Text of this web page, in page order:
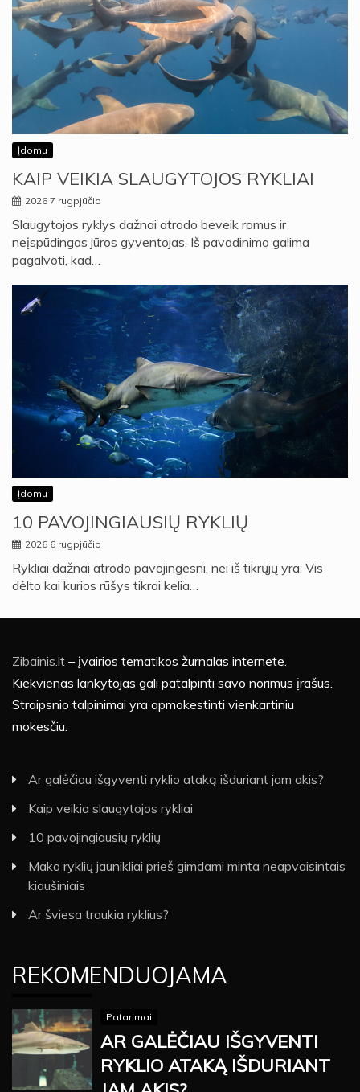
Įdomu
KAIP VEIKIA SLAUGYTOJOS RYKLIAI
2026 7 rugpjūčio
Slaugytojos ryklys dažnai atrodo beveik ramus ir
neįspūdingas jūros gyventojas. Iš pavadinimo galima
pagalvoti, kad…
Įdomu
10 PAVOJINGIAUSIŲ RYKLIŲ
2026 6 rugpjūčio
Rykliai dažnai atrodo pavojingesni, nei iš tikrųjų yra. Vis
dėlto kai kurios rūšys tikrai kelia…
Zibainis.lt – įvairios tematikos žurnalas internete.
Kiekvienas lankytojas gali patalpinti savo norimus įrašus.
Straipsnio talpinimai yra apmokestinti vienkartiniu
mokesčiu.
Ar galėčiau išgyventi ryklio ataką išduriant jam akis?
Kaip veikia slaugytojos rykliai
10 pavojingiausių ryklių
Mako ryklių jaunikliai prieš gimdami minta neapvaisintais
kiaušiniais
Ar šviesa traukia ryklius?
REKOMENDUOJAMA
Patarimai
AR GALĖČIAU IŠGYVENTI
RYKLIO ATAKĄ IŠDURIANT